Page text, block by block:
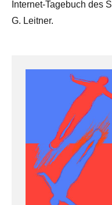
Internet-Tagebuch des
G. Leitner.